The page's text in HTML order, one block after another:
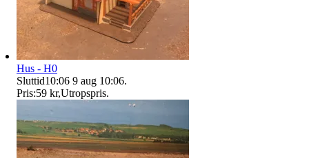
Hus - H0
Sluttid10:06 9 aug 10:06.
Pris:59 kr,Utropspris.